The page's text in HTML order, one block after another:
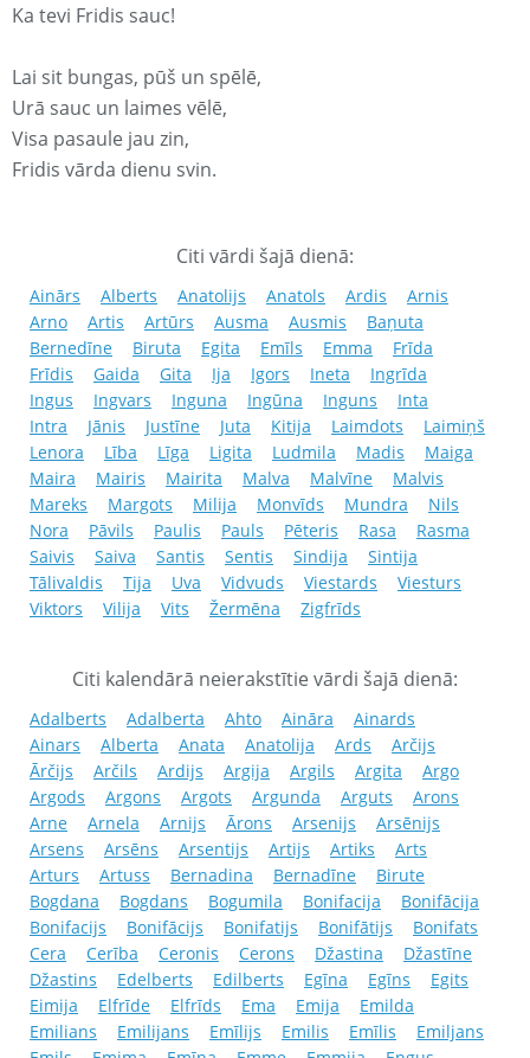
Ka tevi Fridis sauc!
Lai sit bungas, pūš un spēlē,
Urā sauc un laimes vēlē,
Visa pasaule jau zin,
Fridis vārda dienu svin.
Citi vārdi šajā dienā:
Ainārs Alberts Anatolijs Anatols Ardis
Arnis
Arno
Artis Artūrs Ausma Ausmis
Baņuta
Bernedīne
Biruta Egita Emīls Emma
Frīda
Frīdis
Gaida Gita Ija Igors Ineta
Ingrīda
Ingus
Ingvars Inguna Ingūna Inguns
Inta
Intra
Jānis Justīne Juta Kitija Laimdots
Laimiņš
Lenora
Lība Līga Ligita Ludmila Madis
Maiga
Maira
Mairis Mairita Malva Malvīne
Malvis
Mareks
Margots Milija Monvīds Mundra
Nils
Nora
Pāvils Paulis Pauls Pēteris Rasa
Rasma
Saivis
Saiva Santis Sentis Sindija
Sintija
Tālivaldis
Tija Uva Vidvuds Viestards
Viesturs
Viktors
Vilija Vits Žermēna Zigfrīds
Citi kalendārā neierakstītie vārdi šajā dienā:
Adalberts Adalberta Ahto Aināra
Ainards
Ainars
Alberta Anata Anatolija Ards
Arčijs
Ārčijs
Arčils Ardijs Argija Argils Argita
Argo
Argods
Argons Argots Argunda Arguts
Arons
Arne
Arnela Arnijs Ārons Arsenijs
Arsēnijs
Arsens
Arsēns Arsentijs Artijs Artiks
Arts
Arturs
Artuss Bernadina Bernadīne
Birute
Bogdana
Bogdans Bogumila Bonifacija
Bonifācija
Bonifacijs
Bonifācijs Bonifatijs Bonifātijs
Bonifats
Cera
Cerība Ceronis Cerons Džastina
Džastīne
Džastins
Edelberts Edilberts Egīna Egīns
Egits
Eimija
Elfrīde Elfrīds Ema Emija
Emilda
Emilians
Emilijans Emīlijs Emilis Emīlis
Emiljans